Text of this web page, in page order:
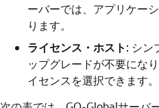
ーバーでは、アプリケー
ります。
ライセンス・ホスト: シン
ップグレードが不要にな
イセンスを選択できます。